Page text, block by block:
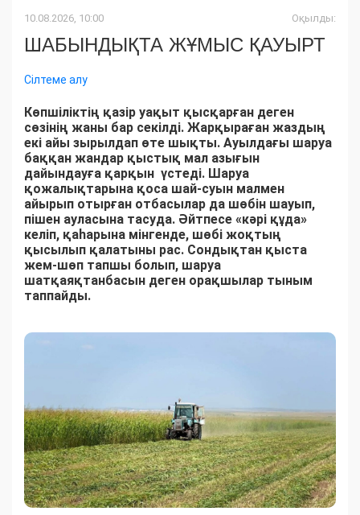
10.08.2026, 10:00 Оқылды:
ШАБЫНДЫҚТА ЖҰМЫС ҚАУЫРТ
Сілтеме алу
Көпшіліктің қазір уақыт қысқарған деген
сөзінің жаны бар секілді. Жарқыраған жаздың
екі айы зырылдап өте шықты. Ауылдағы шаруа
баққан жандар қыстық мал азығын
дайындауға қарқын үстеді. Шаруа
қожалықтарына қоса шай-суын малмен
айырып отырған отбасылар да шөбін шауып,
пішен ауласына тасуда. Әйтпесе «кәрі құда»
келіп, қаһарына мінгенде, шөбі жоқтың
қысылып қалатыны рас. Сондықтан қыста
жем-шөп тапшы болып, шаруа
шатқаяқтанбасын деген орақшылар тыным
таппайды.